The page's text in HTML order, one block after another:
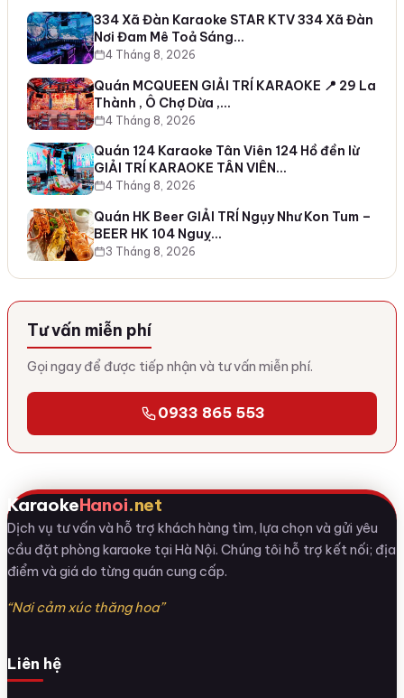
334 Xã Đàn Karaoke STAR KTV 334 Xã Đàn
Nơi Đam Mê Toả Sáng…
4 Tháng 8, 2026
Quán MCQUEEN GIẢI TRÍ KARAOKE 📍 29 La
Thành , Ô Chợ Dừa ,…
4 Tháng 8, 2026
Quán 124 Karaoke Tân Viên 124 Hồ đền lừ
GIẢI TRÍ KARAOKE TÂN VIÊN…
4 Tháng 8, 2026
Quán HK Beer GIẢI TRÍ Ngụy Như Kon Tum –
BEER HK 104 Nguỵ…
3 Tháng 8, 2026
Tư vấn miễn phí
Gọi ngay để được tiếp nhận và tư vấn miễn phí.
0933 865 553
KaraokeHanoi.net
Dịch vụ tư vấn và hỗ trợ khách hàng tìm, lựa chọn và gửi yêu
cầu đặt phòng karaoke tại Hà Nội. Chúng tôi hỗ trợ kết nối; địa
điểm và giá do từng quán cung cấp.
“Nơi cảm xúc thăng hoa”
Liên hệ